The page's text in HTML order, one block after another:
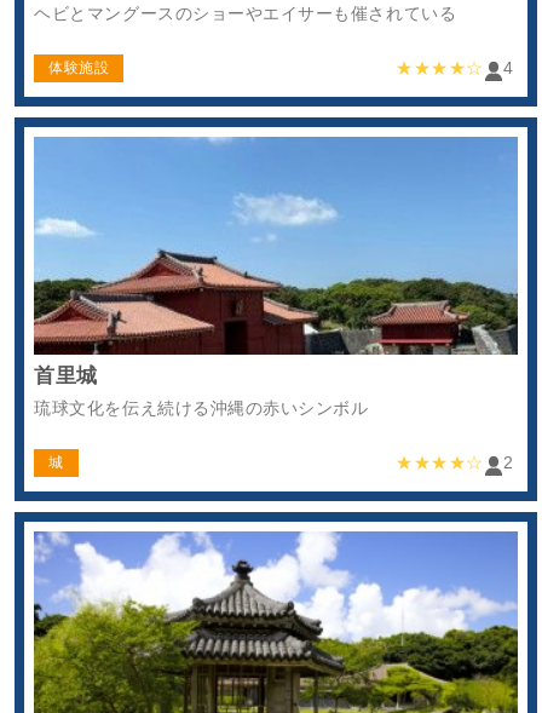
ヘビとマングースのショーやエイサーも催されている
体験施設 ★★★★☆ 4
首里城
琉球文化を伝え続ける沖縄の赤いシンボル
城 ★★★★☆ 2